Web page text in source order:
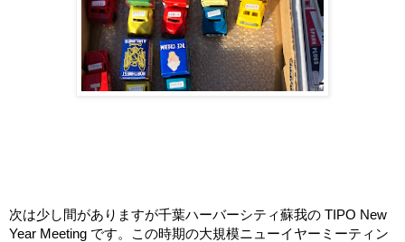
次は少し間がありますが千葉ハーバーシティ蘇我の TIPO New
Year Meeting です。この時期の大規模ニューイヤーミーティン